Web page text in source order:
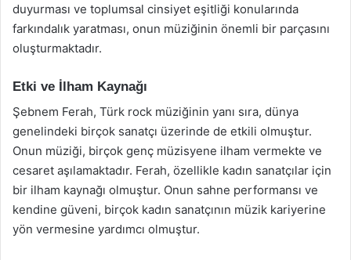
duyurması ve toplumsal cinsiyet eşitliği konularında
farkındalık yaratması, onun müziğinin önemli bir parçasını
oluşturmaktadır.
Etki ve İlham Kaynağı
Şebnem Ferah, Türk rock müziğinin yanı sıra, dünya
genelindeki birçok sanatçı üzerinde de etkili olmuştur.
Onun müziği, birçok genç müzisyene ilham vermekte ve
cesaret aşılamaktadır. Ferah, özellikle kadın sanatçılar için
bir ilham kaynağı olmuştur. Onun sahne performansı ve
kendine güveni, birçok kadın sanatçının müzik kariyerine
yön vermesine yardımcı olmuştur.